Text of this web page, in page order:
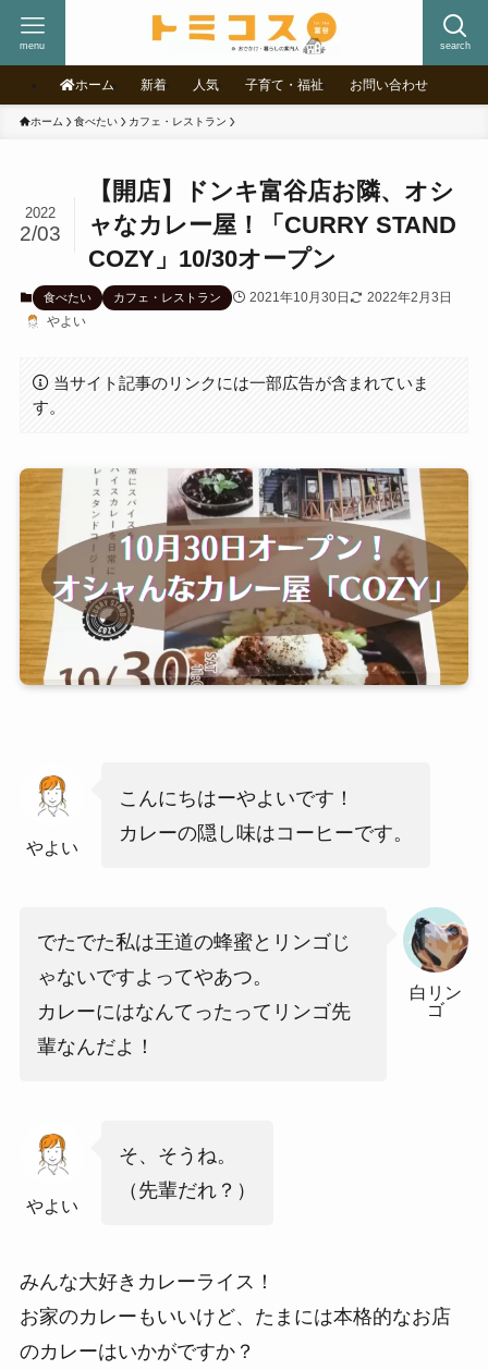
search
menu
ホーム 新着 人気 子育て・福祉 お問い合わせ
ホーム 食べたい カフェ・レストラン
【開店】ドンキ富谷店お隣、オシ
ャなカレー屋！「CURRY STAND
COZY」10/30オープン
2022
2/03
食べたい カフェ・レストラン 2021年10月30日
2022年2月3日
やよい
当サイト記事のリンクには一部広告が含まれていま
す。
やよい
こんにちはーやよいです！
カレーの隠し味はコーヒーです。
白リン
ゴ
でたでた私は王道の蜂蜜とリンゴじ
ゃないですよってやあつ。
カレーにはなんてったってリンゴ先
輩なんだよ！
やよい
そ、そうね。
（先輩だれ？）
みんな大好きカレーライス！
お家のカレーもいいけど、たまには本格的なお店
のカレーはいかがですか？